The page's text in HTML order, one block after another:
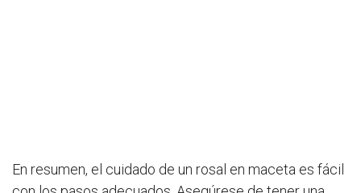
En resumen, el cuidado de un rosal en maceta es fácil